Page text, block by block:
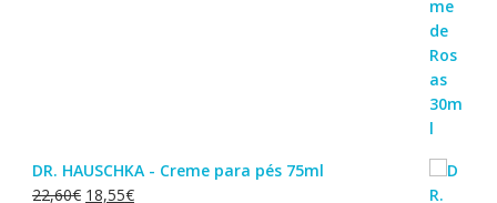
DR. HAUSCHKA - Creme para pés 75ml
22,60€ O
18,55€O